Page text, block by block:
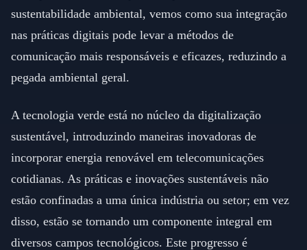
sustentabilidade ambiental, vemos como sua integração
nas práticas digitais pode levar a métodos de
comunicação mais responsáveis e eficazes, reduzindo a
pegada ambiental geral.
A tecnologia verde está no núcleo da digitalização
sustentável, introduzindo maneiras inovadoras de
incorporar energia renovável em telecomunicações
cotidianas. As práticas e inovações sustentáveis não
estão confinadas a uma única indústria ou setor; em vez
disso, estão se tornando um componente integral em
diversos campos tecnológicos. Este progresso é